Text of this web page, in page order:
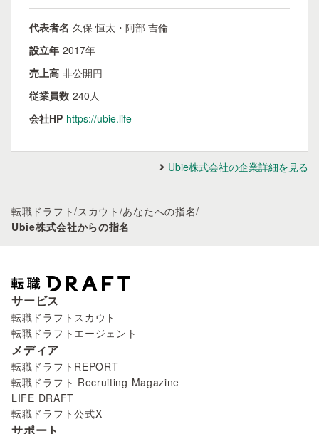
代表者名 久保 恒太・阿部 吉倫
設立年 2017年
売上高 非公開円
従業員数 240人
会社HP https://ubie.life
Ubie株式会社の企業詳細を見る
転職ドラフト/スカウト /あなたへの指名/
Ubie株式会社からの指名
サービス
転職ドラフトスカウト
転職ドラフトエージェント
メディア
転職ドラフトREPORT
転職ドラフト Recruiting Magazine
LIFE DRAFT
転職ドラフト公式X
サポート